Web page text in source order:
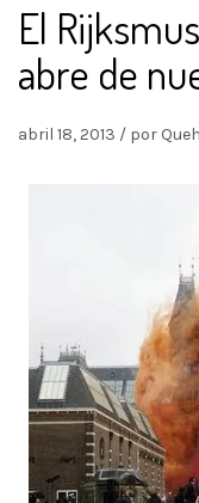
El
abre de
abril 18, 2013 / por